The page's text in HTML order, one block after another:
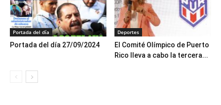
Portada del día
Portada del día 27/09/2024
Deportes
El Comité Olímpico de Puerto
Rico lleva a cabo la tercera...